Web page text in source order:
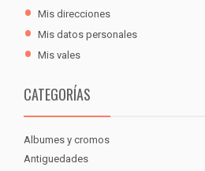
Mis direcciones
Mis datos personales
Mis vales
CATEGORÍAS
Albumes y cromos
Antiguedades